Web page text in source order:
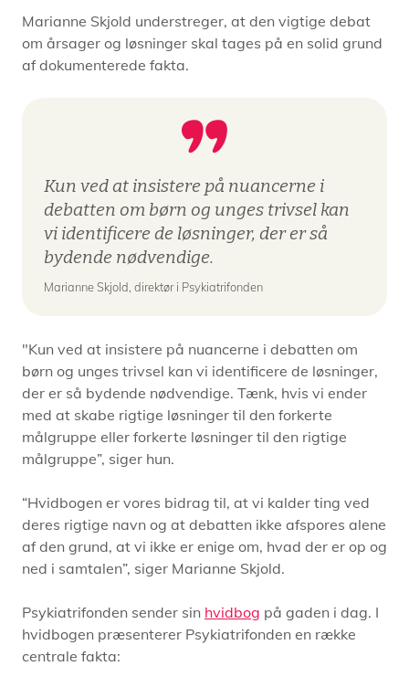
Marianne Skjold understreger, at den vigtige debat
om årsager og løsninger skal tages på en solid grund
af dokumenterede fakta.
Kun ved at insistere på nuancerne i
debatten om børn og unges trivsel kan
vi identificere de løsninger, der er så
bydende nødvendige.
Marianne Skjold, direktør i Psykiatrifonden
"Kun ved at insistere på nuancerne i debatten om
børn og unges trivsel kan vi identificere de løsninger,
der er så bydende nødvendige. Tænk, hvis vi ender
med at skabe rigtige løsninger til den forkerte
målgruppe eller forkerte løsninger til den rigtige
målgruppe”, siger hun.
“Hvidbogen er vores bidrag til, at vi kalder ting ved
deres rigtige navn og at debatten ikke afspores alene
af den grund, at vi ikke er enige om, hvad der er op og
ned i samtalen”, siger Marianne Skjold.
Psykiatrifonden sender sin hvidbog på gaden i dag. I
hvidbogen præsenterer Psykiatrifonden en række
centrale fakta: